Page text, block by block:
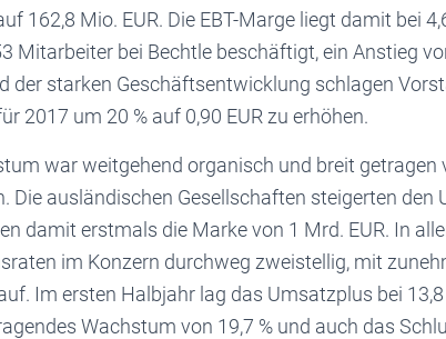
162,8 Mio. EUR. Die EBT-Marge liegt damit bei
Mitarbeiter bei Bechtle beschäftigt, ein Anstieg
der starken Geschäftsentwicklung schlagen
2017 um 20 % auf 0,90 EUR zu erhöhen.
war weitgehend organisch und breit getragen
Die ausländischen Gesellschaften steigerten den
damit erstmals die Marke von 1 Mrd. EUR. In
im Konzern durchweg zweistellig, mit
Im ersten Halbjahr lag das Umsatzplus bei
Wachstum von 19,7 % und auch das